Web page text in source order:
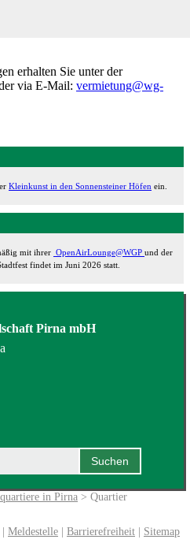
erhalten Sie unter der
via E-Mail: vermietung@wg-
Kleinkunst in den Sonnensteiner Höfen ein.
mit ihrer OpenAirLounge@WGP und der
findet im Juni 2026 statt.
Pirna mbH
in Pirna > Quartier
Meldestelle Barrierefreiheit Sitemap